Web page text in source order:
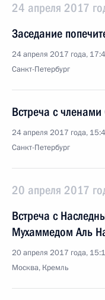
24 апреля 2017
Заседание
24 апреля 2017 года,
Санкт-Петербург
Встреча с
24 апреля 2017 года,
Санкт-Петербург
20 апреля 2017
Встреча с
Мухаммедом Аль
20 апреля 2017 года,
Москва, Кремль